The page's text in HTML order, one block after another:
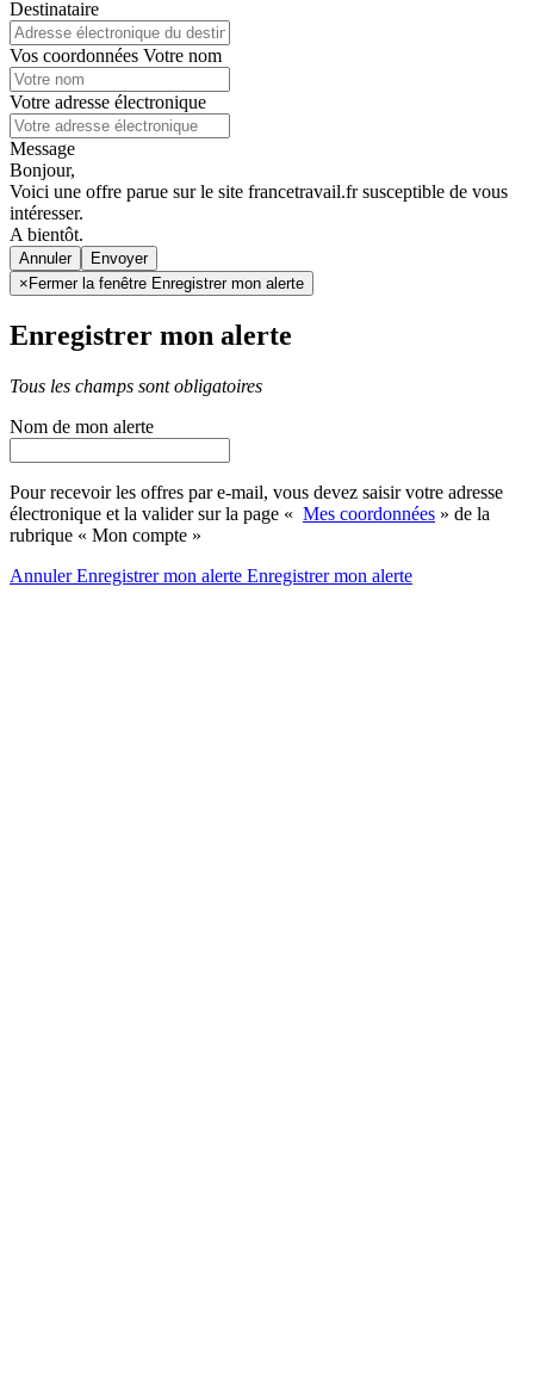
Destinataire
Vos coordonnées Votre nom
Votre adresse électronique
Message
Bonjour,
Voici une offre parue sur le site francetravail.fr susceptible de vous
intéresser.
A bientôt.
Annuler
× Fermer la fenêtre Enregistrer mon alerte
Enregistrer mon alerte
Tous les champs sont obligatoires
Nom de mon alerte
Pour recevoir les offres par e-mail, vous devez saisir votre adresse
électronique et la valider sur la page « Mes coordonnées » de la
rubrique « Mon compte »
AnnulerEnregistrer mon alerte Enregistrermon alerte